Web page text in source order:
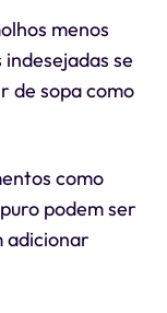
menos
se
de sopa como
como
podem ser
adicionar